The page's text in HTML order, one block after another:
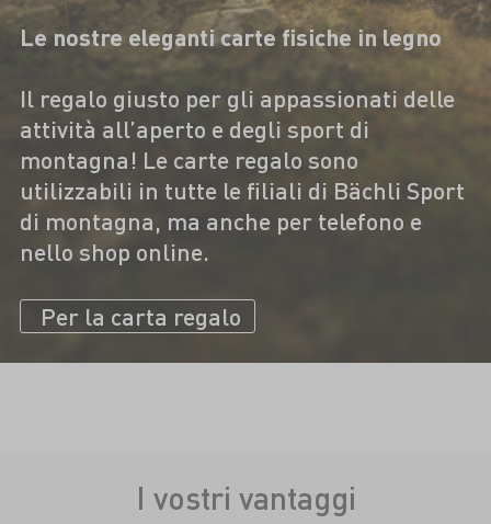
Le nostre eleganti carte fisiche in legno
Il regalo giusto per gli appassionati delle
attività all’aperto e degli sport di
montagna! Le carte regalo sono
utilizzabili in tutte le filiali di Bächli Sport
di montagna, ma anche per telefono e
nello shop online.
Per la carta regalo
I vostri vantaggi